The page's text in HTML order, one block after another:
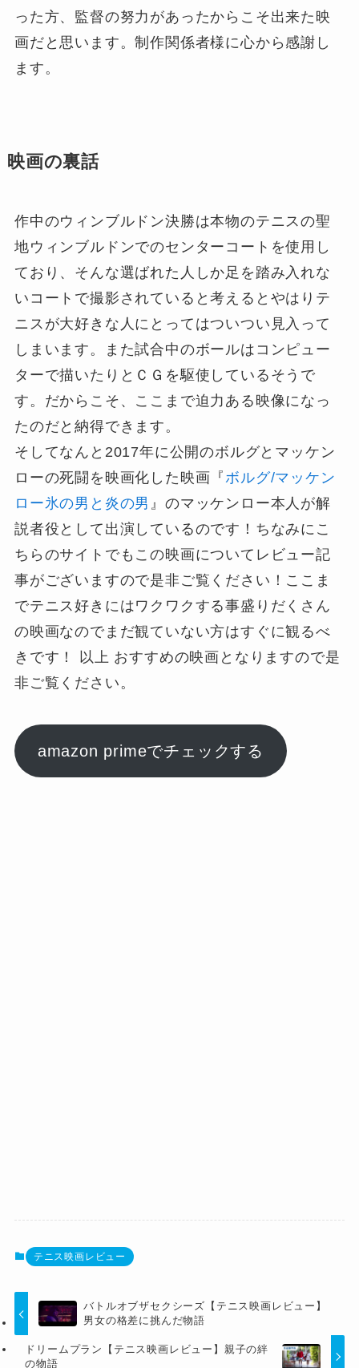
った方、監督の努力があったからこそ出来た映
画だと思います。制作関係者様に心から感謝し
ます。
映画の裏話
作中のウィンブルドン決勝は本物のテニスの聖
地ウィンブルドンでのセンターコートを使用し
ており、そんな選ばれた人しか足を踏み入れな
いコートで撮影されていると考えるとやはりテ
ニスが大好きな人にとってはついつい見入って
しまいます。また試合中のボールはコンピュー
ターで描いたりとＣＧを駆使しているそうで
す。だからこそ、ここまで迫力ある映像になっ
たのだと納得できます。
そしてなんと2017年に公開のボルグとマッケン
ローの死闘を映画化した映画『 ボルグ/マッケン
ロー氷の男と炎の男 』のマッケンロー本人が解
説者役として出演しているのです！ちなみにこ
ちらのサイトでもこの映画についてレビュー記
事がございますので是非ご覧ください！ここま
でテニス好きにはワクワクする事盛りだくさん
の映画なのでまだ観ていない方はすぐに観るべ
きです！ 以上 おすすめの映画となりますので是
非ご覧ください。
amazon primeでチェックする
テニス映画レビュー
バトルオブザセクシーズ【テニス映画レビュー】
男女の格差に挑んだ物語
ドリームプラン【テニス映画レビュー】親子の絆
の物語